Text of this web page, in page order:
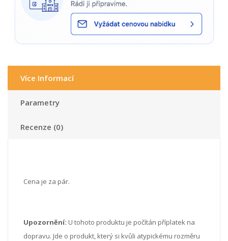
Více Informací
Parametry
Recenze (0)
Cena je za pár.
Upozornění: U tohoto produktu je počítán příplatek na
dopravu. Jde o produkt, který si kvůli atypickému rozměru